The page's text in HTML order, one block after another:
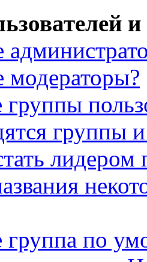
модераторы?
группы
группы
лидером
группа по